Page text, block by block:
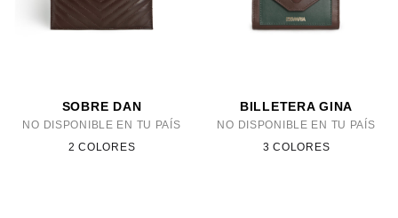
SOBRE DAN
NO DISPONIBLE EN TU PAÍS
2 COLORES
BILLETERA GINA
NO DISPONIBLE EN TU PAÍS
3 COLORES